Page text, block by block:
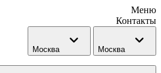
Меню
Контакты
Москва Москва